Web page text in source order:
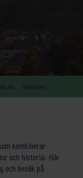
kombinerar
och historia. Här
och besök på